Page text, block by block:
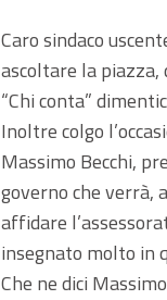
Caro sindaco
ascoltare la piazza,
“Chi conta”
Inoltre colgo
Massimo Becchi,
governo che verrà,
affidare
insegnato molto in
Che ne dici